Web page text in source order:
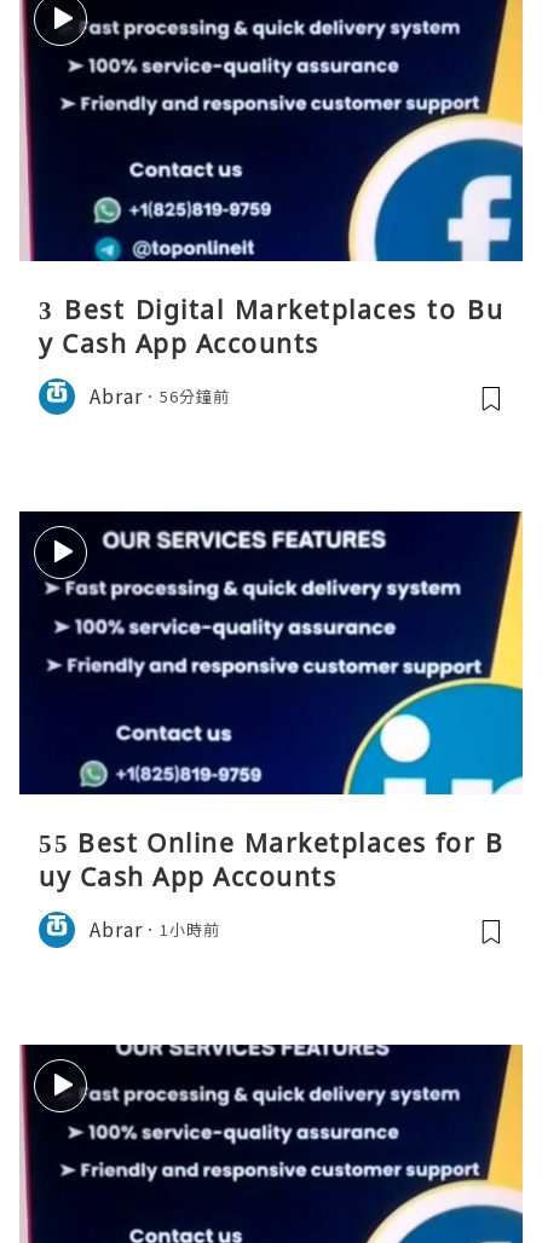
3 Best Digital Marketplaces to Bu
y Cash App Accounts
Abrar 56分鐘前
55 Best Online Marketplaces for B
uy Cash App Accounts
Abrar 1小時前